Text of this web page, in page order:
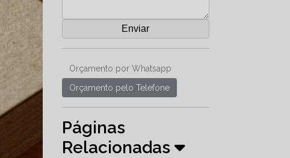
Orçamento por Whatsapp
Orçamento pelo Telefone
Páginas
Relacionadas